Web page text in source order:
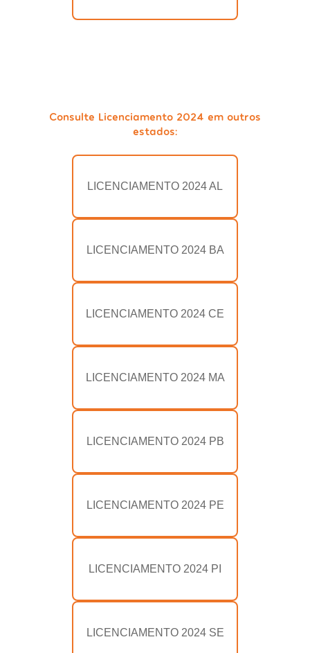
Consulte Licenciamento 2024 em outros
estados:
LICENCIAMENTO 2024 AL
LICENCIAMENTO 2024 BA
LICENCIAMENTO 2024 CE
LICENCIAMENTO 2024 MA
LICENCIAMENTO 2024 PB
LICENCIAMENTO 2024 PE
LICENCIAMENTO 2024 PI
LICENCIAMENTO 2024 SE